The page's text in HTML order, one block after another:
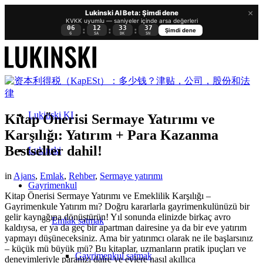
×
Lukinski AI Beta: Şimdi dene
KVKK uyumlu — saniyeler içinde arsa değerleri
06
G : 12
SA : 33
DK : 36
SN
Şimdi dene
Lukinski KI
Lukinski
Gayrimenkul
Emlak satmak
Gayrimenkul satmak
Kitap Önerisi Sermaye Yatırımı ve
Karşılığı: Yatırım + Para Kazanma
Bestseller dahil!
in Ajans, Emlak, Rehber, Sermaye yatırımı
Kitap Önerisi Sermaye Yatırımı ve Emeklilik Karşılığı –
Gayrimenkule Yatırım mı? Doğru kararlarla gayrimenkulünüzü bir
gelir kaynağına dönüştürün! Yıl sonunda elinizde birkaç avro
kaldıysa, er ya da geç bir apartman dairesine ya da bir eve yatırım
yapmayı düşüneceksiniz. Ama bir yatırımcı olarak ne ile başlarsınız
– küçük mü büyük mü? Bu kitaplar, uzmanların pratik ipuçları ve
deneyimleriyle paranızı daire ve evlere nasıl akıllıca